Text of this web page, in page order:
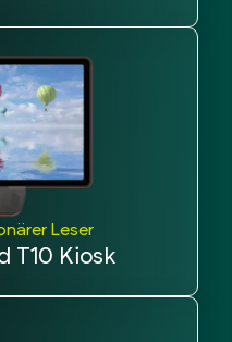
Leser
T10 Kiosk